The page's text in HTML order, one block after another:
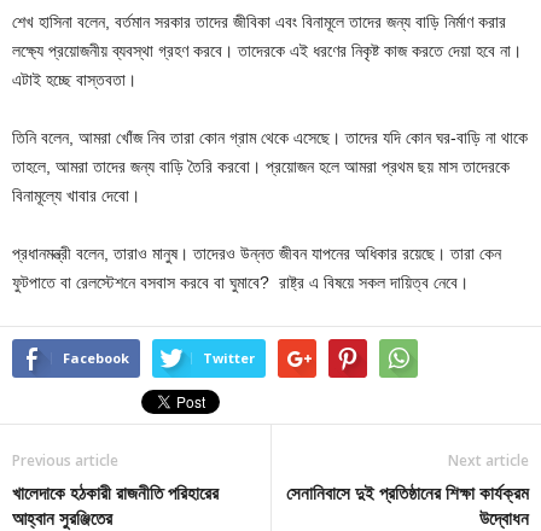
শেখ হাসিনা বলেন, বর্তমান সরকার তাদের জীবিকা এবং বিনামূলে তাদের জন্য বাড়ি নির্মাণ করার
লক্ষ্যে প্রয়োজনীয় ব্যবস্থা গ্রহণ করবে। তাদেরকে এই ধরণের নিকৃষ্ট কাজ করতে দেয়া হবে না।
এটাই হচ্ছে বাস্তবতা।
তিনি বলেন, আমরা খোঁজ নিব তারা কোন গ্রাম থেকে এসেছে। তাদের যদি কোন ঘর-বাড়ি না থাকে
তাহলে, আমরা তাদের জন্য বাড়ি তৈরি করবো। প্রয়োজন হলে আমরা প্রথম ছয় মাস তাদেরকে
বিনামূল্যে খাবার দেবো।
প্রধানমন্ত্রী বলেন, তারাও মানুষ। তাদেরও উন্নত জীবন যাপনের অধিকার রয়েছে। তারা কেন
ফুটপাতে বা রেলস্টেশনে বসবাস করবে বা ঘুমাবে? রাষ্ট্র এ বিষয়ে সকল দায়িত্ব নেবে।
Facebook Twitter
Previous article
খালেদাকে হঠকারী রাজনীতি পরিহারের
আহ্বান সুরঞ্জিতের
Next article
সেনানিবাসে দুই প্রতিষ্ঠানের শিক্ষা কার্যক্রম
উদ্বোধন